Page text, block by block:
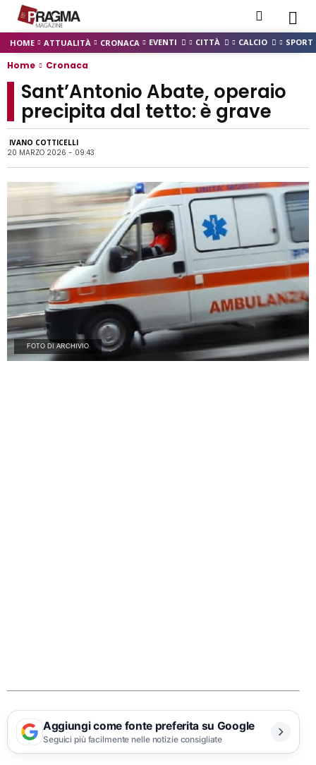
HOME ATTUALITÀ CRONACA EVENTI CITTÀ CALCIO SPORT
Home Cronaca
Sant’Antonio Abate, operaio
precipita dal tetto: è grave
IVANO COTTICELLI
20 MARZO 2026 - 09:43
FOTO DI ARCHIVIO
Aggiungi come fonte preferita su Google
Seguici più facilmente nelle notizie consigliate